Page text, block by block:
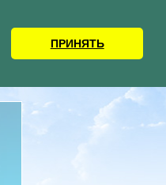
ПРИНЯТЬ